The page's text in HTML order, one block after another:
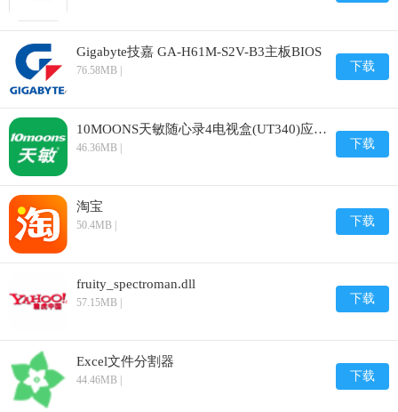
Gigabyte技嘉 GA-H61M-S2V-B3主板BIOS
76.58MB | 下载
10MOONS天敏随心录4电视盒(UT340)应用程序
46.36MB | 下载
淘宝
50.4MB | 下载
fruity_spectroman.dll
57.15MB | 下载
Excel文件分割器
44.46MB | 下载